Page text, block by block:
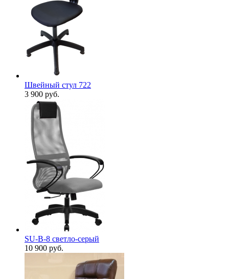
Швейный стул 722
3 900 руб.
SU-B-8 светло-серый
10 900 руб.